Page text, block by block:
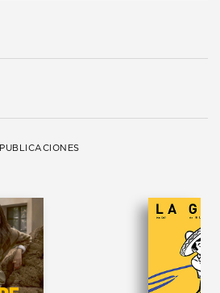
PUBLICACIONES